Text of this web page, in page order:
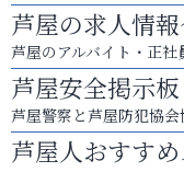
芦屋の求人情
芦屋のアルバイト・正社
芦屋安全掲示板
芦屋警察と芦屋防犯協
芦屋人おすす